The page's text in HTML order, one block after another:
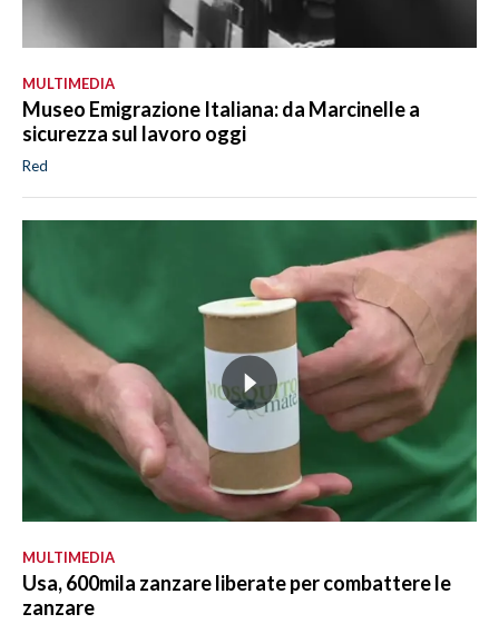
MULTIMEDIA
Museo Emigrazione Italiana: da Marcinelle a
sicurezza sul lavoro oggi
Red
MULTIMEDIA
Usa, 600mila zanzare liberate per combattere le
zanzare